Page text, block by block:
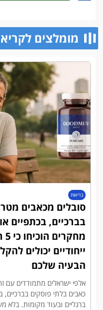
מומלצים
בריאות
סובלים מכאבים
בברכיים, בכתפיים
ייחודיים יכולים
הבעיה שלכם
אלפי ישראלים מתמודדים עם
כאבים בלתי פוסקים בברכיים,
ברגליים ובעוד מקומות. בלא